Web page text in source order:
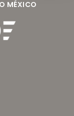
MÉXICO